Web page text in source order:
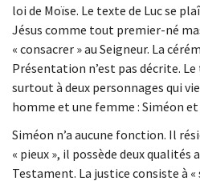
loi de Moïse. Le texte de Luc se
Jésus comme tout premier-né
« consacrer » au Seigneur. La
Présentation n’est pas décrite. Le
surtout à deux personnages qui
homme et une femme : Siméon et
Siméon n’a aucune fonction. Il
« pieux », il possède deux qualités
Testament. La justice consiste à «